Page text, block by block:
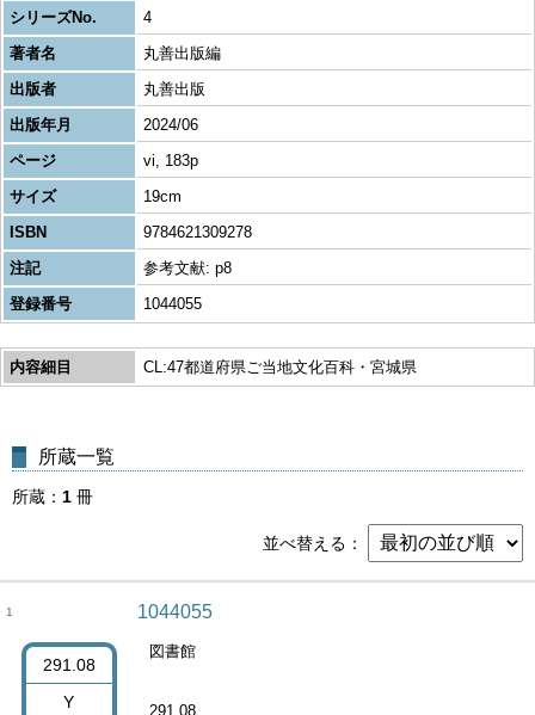
シリーズNo.
4
著者名
丸善出版編
出版者
丸善出版
出版年月
2024/06
ページ
vi, 183p
サイズ
19cm
ISBN
9784621309278
注記
参考文献: p8
登録番号
1044055
内容細目 CL:47都道府県ご当地文化百科・宮城県
所蔵一覧
所蔵 1 冊
並べ替える
1
291.08
Y
1044055
図書館
291.08